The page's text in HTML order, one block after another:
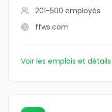
201-500 employés
ffws.com
Voir les emplois et détails